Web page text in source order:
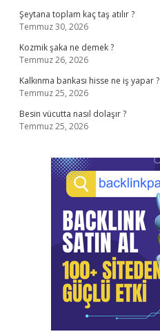
Şeytana toplam kaç taş atılır ?
Temmuz 30, 2026
Kozmik şaka ne demek ?
Temmuz 26, 2026
Kalkınma bankası hisse ne iş yapar ?
Temmuz 25, 2026
Besin vücutta nasıl dolaşır ?
Temmuz 25, 2026